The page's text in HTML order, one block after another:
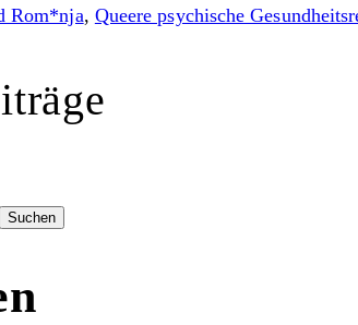
Rom*nja, Queere psychische
Suchen